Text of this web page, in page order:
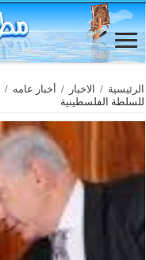
الرئيسية / الاخبار / أخبار عامه /
للسلطة الفلسطينية